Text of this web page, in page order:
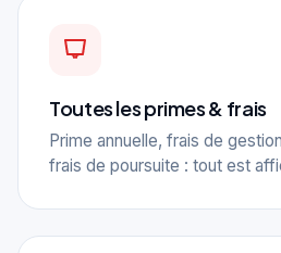
Toutes les primes & frais
Prime annuelle, frais de
frais de poursuite : tout est